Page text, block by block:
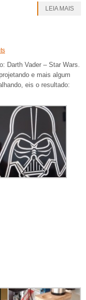
LEIA MAIS
Darth Vader – Star Wars.
e mais algum
eis o resultado: